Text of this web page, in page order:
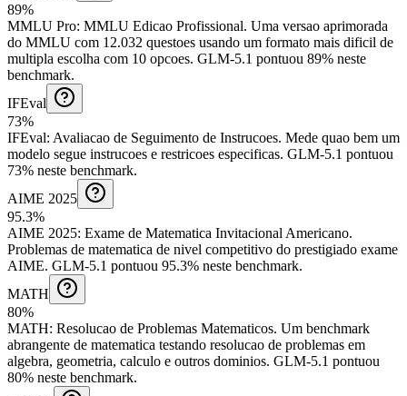
89%
MMLU Pro: MMLU Edicao Profissional. Uma versao aprimorada
do MMLU com 12.032 questoes usando um formato mais dificil de
multipla escolha com 10 opcoes. GLM-5.1 pontuou 89% neste
benchmark.
IFEval
73%
IFEval: Avaliacao de Seguimento de Instrucoes. Mede quao bem um
modelo segue instrucoes e restricoes especificas. GLM-5.1 pontuou
73% neste benchmark.
AIME 2025
95.3%
AIME 2025: Exame de Matematica Invitacional Americano.
Problemas de matematica de nivel competitivo do prestigiado exame
AIME. GLM-5.1 pontuou 95.3% neste benchmark.
MATH
80%
MATH: Resolucao de Problemas Matematicos. Um benchmark
abrangente de matematica testando resolucao de problemas em
algebra, geometria, calculo e outros dominios. GLM-5.1 pontuou
80% neste benchmark.